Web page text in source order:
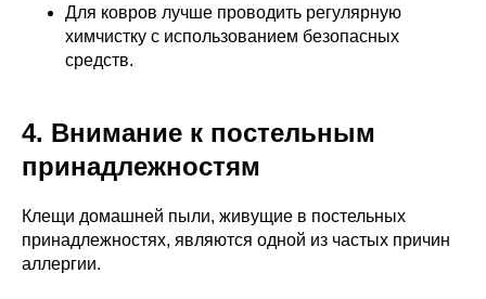
Для ковров лучше проводить регулярную
химчистку с использованием безопасных
средств.
4. Внимание к постельным
принадлежностям
Клещи домашней пыли, живущие в постельных
принадлежностях, являются одной из частых причин
аллергии.